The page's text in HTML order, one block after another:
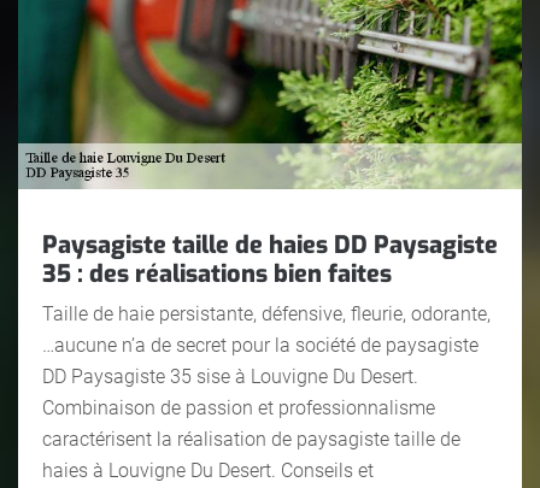
Paysagiste taille de haies DD Paysagiste
35 : des réalisations bien faites
Taille de haie persistante, défensive, fleurie, odorante,
…aucune n’a de secret pour la société de paysagiste
DD Paysagiste 35 sise à Louvigne Du Desert.
Combinaison de passion et professionnalisme
caractérisent la réalisation de paysagiste taille de
haies à Louvigne Du Desert. Conseils et